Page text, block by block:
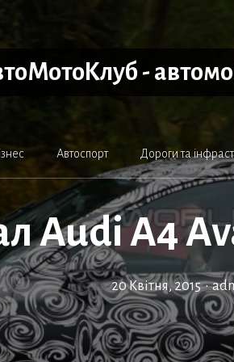
-
Автоспорт Дороги та
Audi A4
20 Квітня, 2015 •